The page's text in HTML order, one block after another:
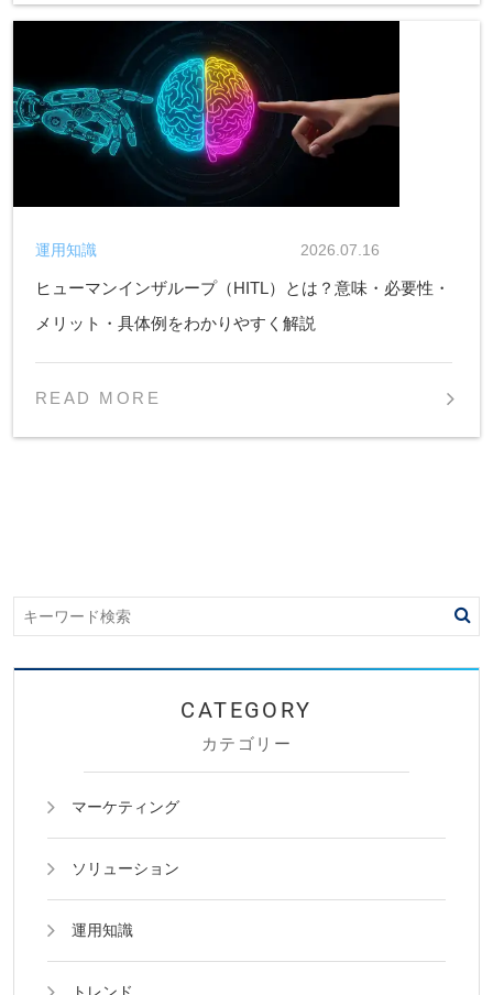
ヒューマンインザループ（HITL）とは？意味・必要性・
メリット・具体例をわかりやすく解説
2026.07.16
運用知識
READ MORE
カテゴリー
マーケティング
ソリューション
運用知識